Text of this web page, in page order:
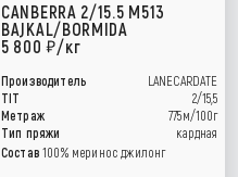
CANBERRA 2/15.5 M513
BAJKAL/BORMIDA
5 800 /кг
Производитель
LANECARDATE
TIT
2/15,5
Метраж
775м/100г
Тип пряжи
кардная
Состав 100% меринос джилонг